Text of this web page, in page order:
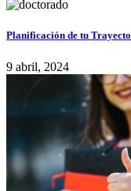
Planificación de tu
9 abril, 2024